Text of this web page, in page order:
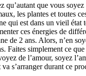
qu’autant que vous soyez
les plantes et toutes
qui est dans un vieil état
ces énergies de
de 2 ans. Alors, n’en
Faites simplement ce
de l’amour, soyez
s’arranger durant ce